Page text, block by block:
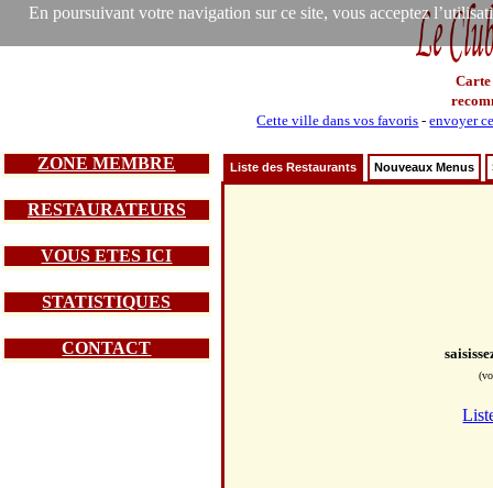
En poursuivant votre navigation sur ce site, vous acceptez
Carte
Cette ville dans vos favoris -envoyer
ZONE MEMBRE
RESTAURATEURS
VOUS ETES ICI
STATISTIQUES
CONTACT
Liste des Restaurants Nouveaux Menus